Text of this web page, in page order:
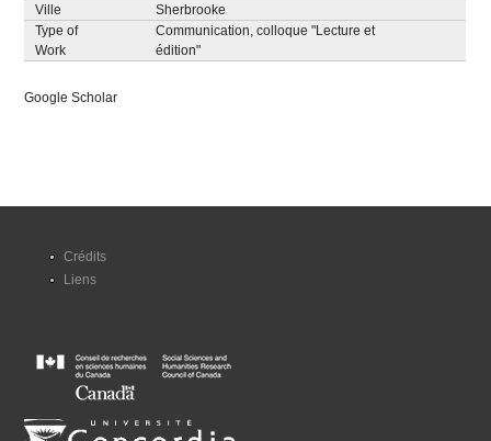
Ville
Sherbrooke
Type of
Work
Communication, colloque "Lecture et
édition"
Google Scholar
Crédits
Liens